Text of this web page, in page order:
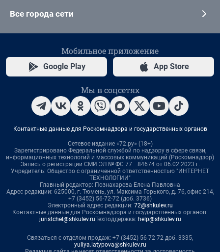
Все города сети
Мобильное приложение
Google Play App Store
Мы в соцсетях
Контактные данные для Роскомнадзора и государственных органов
Сетевое издание «72.ру» (18+)
Зарегистрировано Федеральной службой по надзору в сфере связи,
информационных технологий и массовых коммуникаций (Роскомнадзор)
Запись о регистрации СМИ ЭЛ № ФС 77– 84674 от 06.02.2023 г.
Учредитель: Общество с ограниченной ответственностью "ИНТЕРНЕТ
ТЕХНОЛОГИИ"
Главный редактор: Познахарева Елена Павловна
Адрес редакции: 625000, г. Тюмень, ул. Максима Горького, д. 76, офис 214,
+7 (3452) 56-72-72 (доб. 3736)
Электронный адрес редакции: 72@shkulev.ru
Контактные данные для Роскомнадзора и государственных органов:
juristchel@shkulev.ruТехподдержка: help@shkulev.ru
Связаться с отделом продаж: +7 (3452) 56-72-72 доб. 3335,
yuliya.latypova@shkulev.ru